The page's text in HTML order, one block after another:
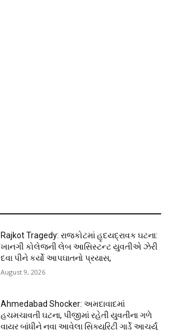
Rajkot Tragedy: રાજકોટમાં હૃદયદ્રાવક ઘટના:
ખાનગી કોલેજની લેબ આસિસ્ટન્ટ યુવતીએ ઝેરી
દવા પીને કર્યો આપઘાતનો પ્રયાસ,
August 9, 2026
Ahmedabad Shocker: અમદાવાદમાં
હચમચાવતી ઘટના, પીજીમાં રહેતી યુવતીના ગળે
વાયર બાંધીને નવા આવેલા સિક્યુરિટી ગાર્ડે આચર્યું